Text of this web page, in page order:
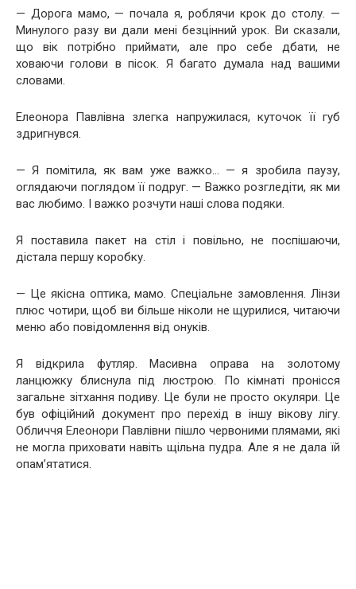
— Дорога мамо, — почала я, роблячи крок до столу. —
Минулого разу ви дали мені безцінний урок. Ви сказали,
що вік потрібно приймати, але про себе дбати, не
ховаючи голови в пісок. Я багато думала над вашими
словами.
Елеонора Павлівна злегка напружилася, куточок її губ
здригнувся.
— Я помітила, як вам уже важко… — я зробила паузу,
оглядаючи поглядом її подруг. — Важко розгледіти, як ми
вас любимо. І важко розчути наші слова подяки.
Я поставила пакет на стіл і повільно, не поспішаючи,
дістала першу коробку.
— Це якісна оптика, мамо. Спеціальне замовлення. Лінзи
плюс чотири, щоб ви більше ніколи не щурилися, читаючи
меню або повідомлення від онуків.
Я відкрила футляр. Масивна оправа на золотому
ланцюжку блиснула під люстрою. По кімнаті пронісся
загальне зітхання подиву. Це були не просто окуляри. Це
був офіційний документ про перехід в іншу вікову лігу.
Обличчя Елеонори Павлівни пішло червоними плямами, які
не могла приховати навіть щільна пудра. Але я не дала їй
опам’ятатися.